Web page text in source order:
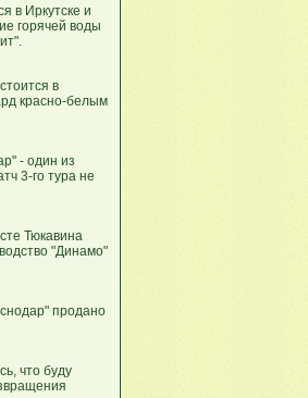
в Иркутске и
горячей воды
в
красно-белым
- один из
3-го тура не
Тюкавина
"Динамо"
продано
что буду